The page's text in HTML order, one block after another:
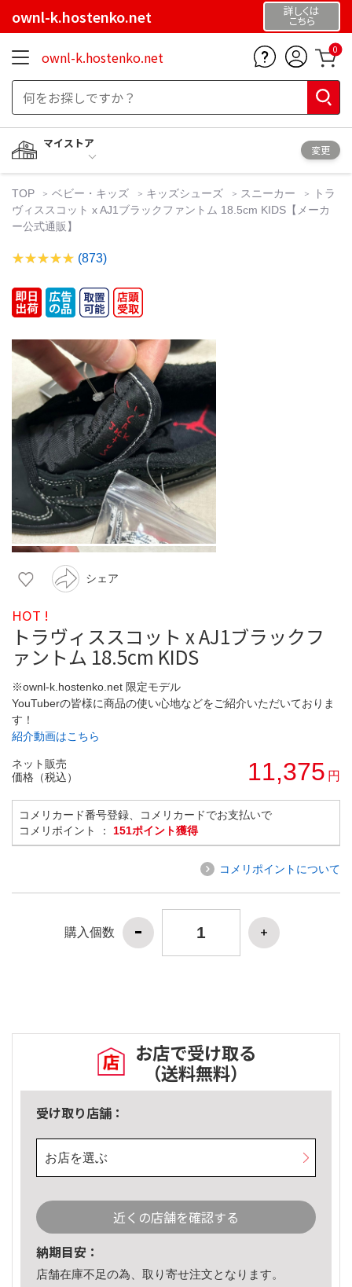
ownl-k.hostenko.net 詳しくは
こちら
ownl-k.hostenko.net 0
マイストア
変更
TOP ベビー・キッズ キッズシューズ スニーカー
トラ
ヴィススコット x AJ1ブラックファントム 18.5cm KIDS【メーカ
ー公式通販】
(873)
シェア
HOT !
トラヴィススコット x AJ1ブラックフ
ァントム 18.5cm KIDS
※ownl-k.hostenko.net 限定モデル
YouTuberの皆様に商品の使い心地などをご紹介いただいておりま
す！
紹介動画はこちら
ネット販売
価格（税込）
11,375 円
コメリカード番号登録、コメリカードでお支払いで
コメリポイント ： 151ポイント獲得
コメリポイントについて
購入個数
お店で受け取る
（送料無料）
受け取り店舗：
お店を選ぶ
近くの店舗を確認する
納期目安：
店舗在庫不足の為、取り寄せ注文となります。